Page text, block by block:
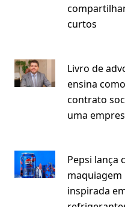
curtos
Livro de
ensina
contrato
uma
Pepsi lança
maquiagem
inspirada